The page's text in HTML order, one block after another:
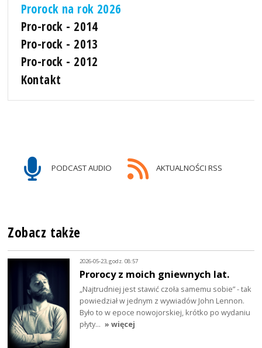
Prorock na rok 2026
Pro-rock - 2014
Pro-rock - 2013
Pro-rock - 2012
Kontakt
PODCAST AUDIO AKTUALNOŚCI RSS
Zobacz także
2026-05-23, godz. 08:57
Prorocy z moich gniewnych lat.
„Najtrudniej jest stawić czoła samemu sobie” - tak
powiedział w jednym z wywiadów John Lennon.
Było to w epoce nowojorskiej, krótko po wydaniu
płyty… » więcej